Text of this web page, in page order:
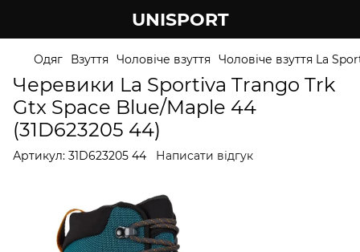
UNISPORT
Одяг Взуття Чоловіче взуття Чоловіче взуття La
Черевики La Sportiva Trango Trk
Gtx Space Blue/Maple 44
(31D623205 44)
Артикул: 31D623205 44 Написати відгук